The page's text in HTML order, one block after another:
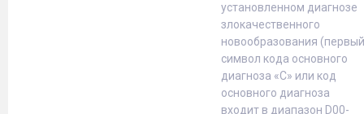
установленном диагнозе
злокачественного
новообразования (первый
символ кода основного
диагноза «С» или код
основного диагноза
входит в диапазон D00-